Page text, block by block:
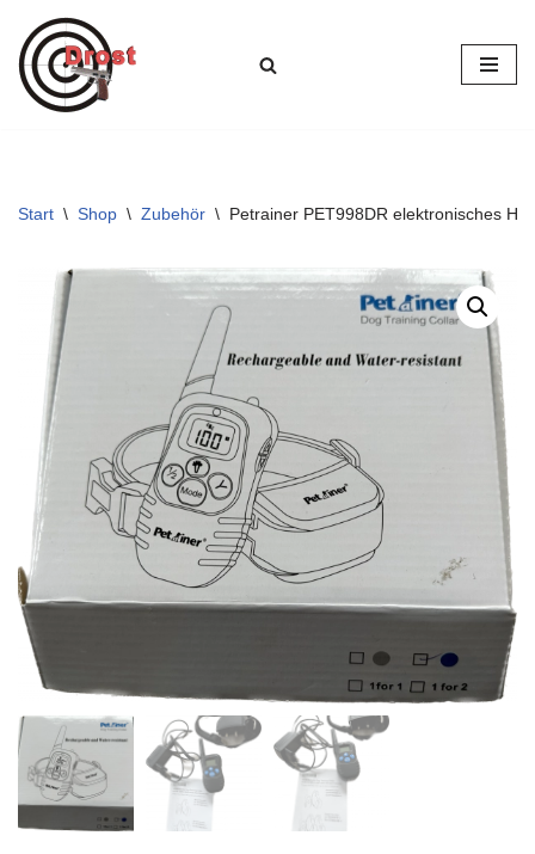
Zum
Inhalt
Start \ Shop \ Zubehör \ Petrainer PET998DR elektronisches